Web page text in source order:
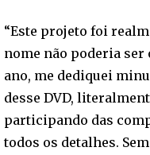
“Este projeto foi
nome não poderia ser
ano, me dediquei
desse DVD,
participando das
todos os detalhes.